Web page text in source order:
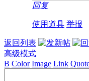
回复
使用道具 举报
返回列表
高级模式
B Color Image Link